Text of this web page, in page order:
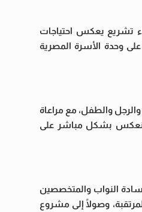
تشريع يعكس احتياجات
وحدة الأسرة المصرية
والطفل، مع مراعاة
تنعكس بشكل مباشر على
النواب والمتخصصين
وصولًا إلى مشروع